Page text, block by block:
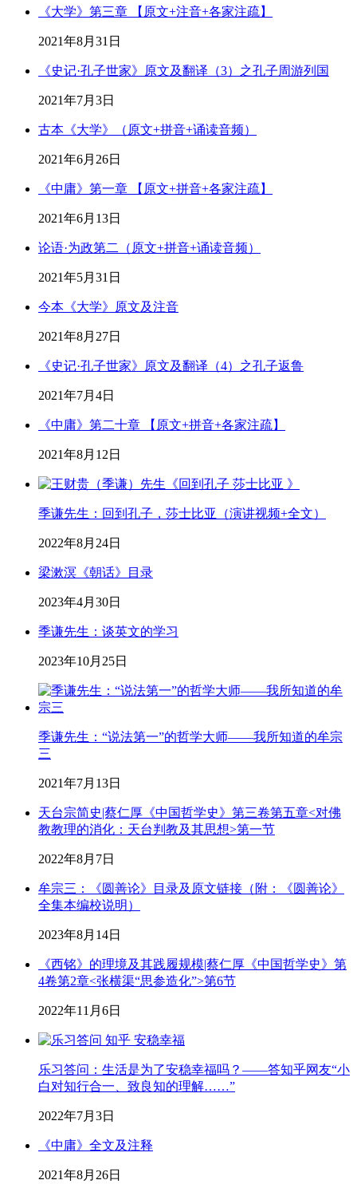
《大学》第三章 【原文+注音+各家注疏】
2021年8月31日
《史记·孔子世家》原文及翻译（3）之孔子周游列国
2021年7月3日
古本《大学》（原文+拼音+诵读音频）
2021年6月26日
《中庸》第一章 【原文+拼音+各家注疏】
2021年6月13日
论语·为政第二（原文+拼音+诵读音频）
2021年5月31日
今本《大学》原文及注音
2021年8月27日
《史记·孔子世家》原文及翻译（4）之孔子返鲁
2021年7月4日
《中庸》第二十章 【原文+拼音+各家注疏】
2021年8月12日
季谦先生：回到孔子，莎士比亚（演讲视频+全文）
2022年8月24日
梁漱溟《朝话》目录
2023年4月30日
季谦先生：谈英文的学习
2023年10月25日
季谦先生：“说法第一”的哲学大师——我所知道的牟宗
三
2021年7月13日
天台宗简史|蔡仁厚《中国哲学史》第三卷第五章<对佛
教教理的消化：天台判教及其思想>第一节
2022年8月7日
牟宗三：《圆善论》目录及原文链接（附：《圆善论》
全集本编校说明）
2023年8月14日
《西铭》的理境及其践履规模|蔡仁厚《中国哲学史》第
4卷第2章<张横渠“思参造化”>第6节
2022年11月6日
乐习答问：生活是为了安稳幸福吗？——答知乎网友“小
白对知行合一、致良知的理解……”
2022年7月3日
《中庸》全文及注释
2021年8月26日